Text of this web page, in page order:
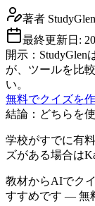
著者
最終更新日:
開示：
が、ツールを比
い。
無料でクイズを
結論：どちらを
学校がすでに有
ズがある場合は
教材からAIでク
すすめです — 無